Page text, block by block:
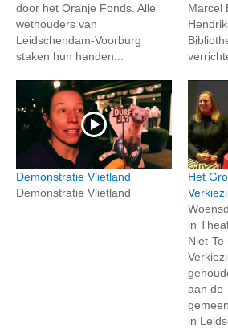
door het Oranje Fonds. Alle
wethouders van
Leidschendam-Voorburg
staken hun handen...
Marcel
Demonstratie Vlietland
Demonstratie Vlietland
Het
in
Niet-
aan de
in